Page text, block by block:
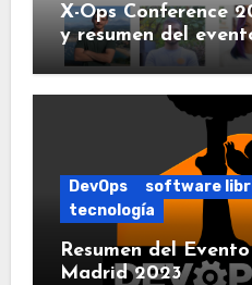
X-Ops Conference
y resumen del
DevOps software
tecnología
Resumen del
Madrid 2023